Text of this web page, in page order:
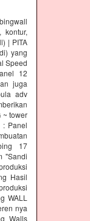
kontur,
| PITA
yang
Speed
12
juga
adv
~ tower
Panel
17
"Sandi
Hasil
WALL
nya
Walls